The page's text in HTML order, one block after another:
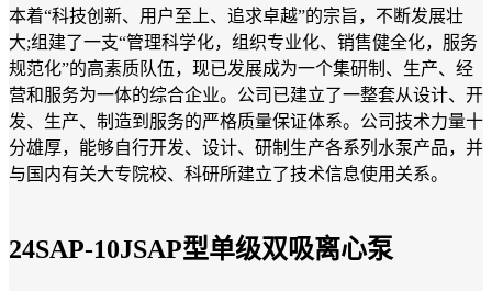
本着“科技创新、用户至上、追求卓越”的宗旨，不断发展壮
大;组建了一支“管理科学化，组织专业化、销售健全化，服务
规范化”的高素质队伍，现已发展成为一个集研制、生产、经
营和服务为一体的综合企业。公司已建立了一整套从设计、开
发、生产、制造到服务的严格质量保证体系。公司技术力量十
分雄厚，能够自行开发、设计、研制生产各系列水泵产品，并
与国内有关大专院校、科研所建立了技术信息使用关系。
24SAP-10JSAP型单级双吸离心泵